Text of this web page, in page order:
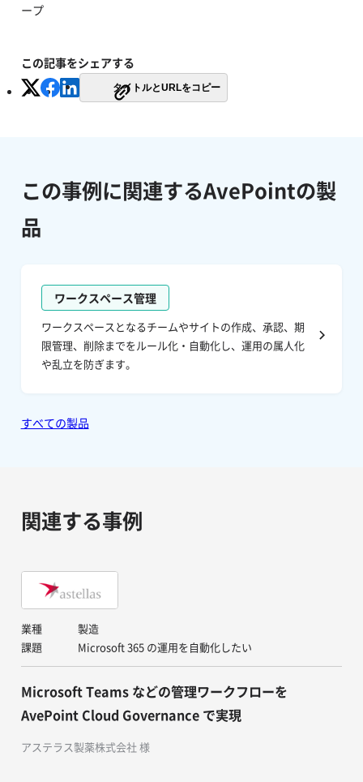
ープ
この記事をシェアする
タイトルとURLをコピー
この事例に関連するAvePointの製
品
ワークスペース管理
ワークスペースとなるチームやサイトの作成、承認、期
限管理、削除までをルール化・自動化し、運用の属人化
や乱立を防ぎます。
すべての製品
関連する事例
業種
製造
課題
Microsoft 365 の運用を自動化したい
Microsoft Teams などの管理ワークフローを
AvePoint Cloud Governance で実現
アステラス製薬株式会社 様